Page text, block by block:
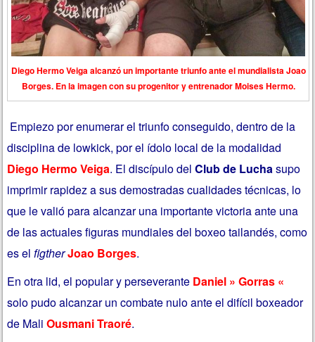
Diego Hermo Veiga alcanzó un importante triunfo ante el mundialista Joao
Borges. En la imagen con su progenitor y entrenador Moises Hermo.
Empiezo por enumerar el triunfo conseguido, dentro de la
disciplina de lowkick, por el ídolo local de la modalidad
Diego Hermo Veiga. El discípulo delClub de Luchasupo
imprimir rapidez a sus demostradas cualidades técnicas, lo
que le valió para alcanzar una importante victoria ante una
de las actuales figuras mundiales del boxeo tailandés, como
es elfigtherJoao Borges.
En otra lid, el popular y perseverante Daniel » Gorras «
solo pudo alcanzar un combate nulo ante el difícil boxeador
de MaliOusmani Traoré.